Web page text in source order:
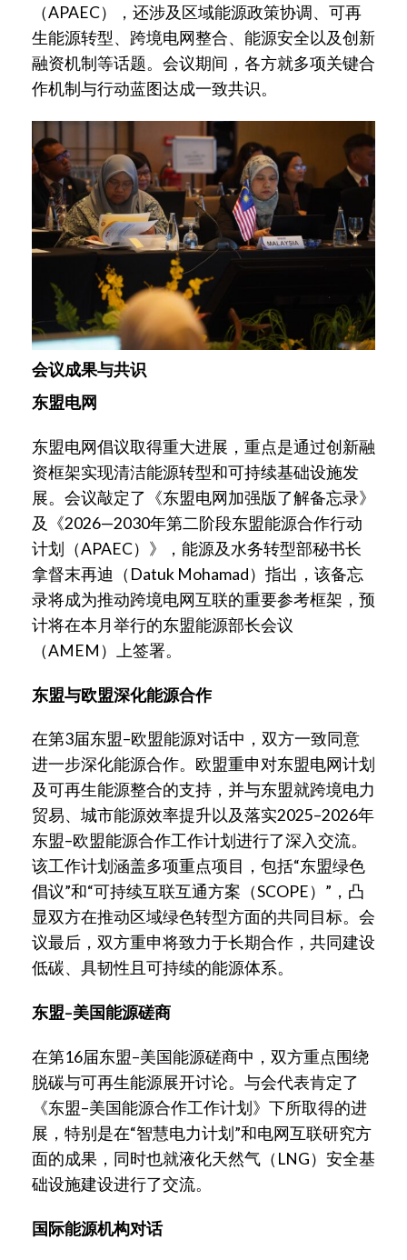
（APAEC），还涉及区域能源政策协调、可再
生能源转型、跨境电网整合、能源安全以及创新
融资机制等话题。会议期间，各方就多项关键合
作机制与行动蓝图达成一致共识。
会议成果与共识
东盟电网
东盟电网倡议取得重大进展，重点是通过创新融
资框架实现清洁能源转型和可持续基础设施发
展。会议敲定了《东盟电网加强版了解备忘录》
及《2026—2030年第二阶段东盟能源合作行动
计划（APAEC）》，能源及水务转型部秘书长
拿督末再迪（Datuk Mohamad）指出，该备忘
录将成为推动跨境电网互联的重要参考框架，预
计将在本月举行的东盟能源部长会议
（AMEM）上签署。
东盟与欧盟深化能源合作
在第3届东盟–欧盟能源对话中，双方一致同意
进一步深化能源合作。欧盟重申对东盟电网计划
及可再生能源整合的支持，并与东盟就跨境电力
贸易、城市能源效率提升以及落实2025–2026年
东盟–欧盟能源合作工作计划进行了深入交流。
该工作计划涵盖多项重点项目，包括“东盟绿色
倡议”和“可持续互联互通方案（SCOPE）”，凸
显双方在推动区域绿色转型方面的共同目标。会
议最后，双方重申将致力于长期合作，共同建设
低碳、具韧性且可持续的能源体系。
东盟–美国能源磋商
在第16届东盟–美国能源磋商中，双方重点围绕
脱碳与可再生能源展开讨论。与会代表肯定了
《东盟–美国能源合作工作计划》下所取得的进
展，特别是在“智慧电力计划”和电网互联研究方
面的成果，同时也就液化天然气（LNG）安全基
础设施建设进行了交流。
国际能源机构对话